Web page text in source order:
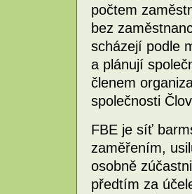
počtem
bez
scházejí podle
a plánují
členem
společnosti
FBE je síť
zaměřením,
osobně
předtím za